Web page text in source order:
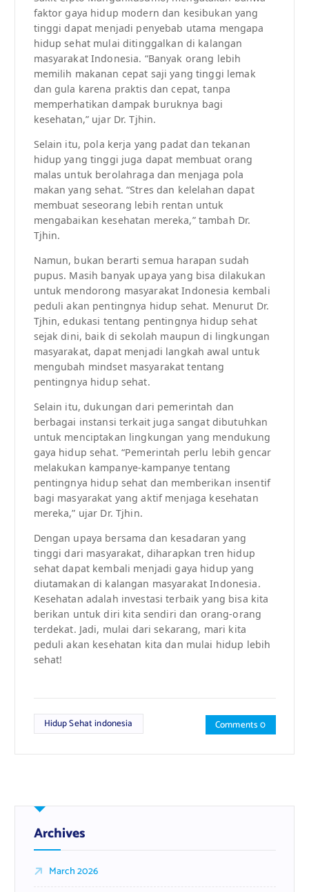
faktor gaya hidup modern dan kesibukan yang
tinggi dapat menjadi penyebab utama mengapa
hidup sehat mulai ditinggalkan di kalangan
masyarakat Indonesia. “Banyak orang lebih
memilih makanan cepat saji yang tinggi lemak
dan gula karena praktis dan cepat, tanpa
memperhatikan dampak buruknya bagi
kesehatan,” ujar Dr. Tjhin.
Selain itu, pola kerja yang padat dan tekanan
hidup yang tinggi juga dapat membuat orang
malas untuk berolahraga dan menjaga pola
makan yang sehat. “Stres dan kelelahan dapat
membuat seseorang lebih rentan untuk
mengabaikan kesehatan mereka,” tambah Dr.
Tjhin.
Namun, bukan berarti semua harapan sudah
pupus. Masih banyak upaya yang bisa dilakukan
untuk mendorong masyarakat Indonesia kembali
peduli akan pentingnya hidup sehat. Menurut Dr.
Tjhin, edukasi tentang pentingnya hidup sehat
sejak dini, baik di sekolah maupun di lingkungan
masyarakat, dapat menjadi langkah awal untuk
mengubah mindset masyarakat tentang
pentingnya hidup sehat.
Selain itu, dukungan dari pemerintah dan
berbagai instansi terkait juga sangat dibutuhkan
untuk menciptakan lingkungan yang mendukung
gaya hidup sehat. “Pemerintah perlu lebih gencar
melakukan kampanye-kampanye tentang
pentingnya hidup sehat dan memberikan insentif
bagi masyarakat yang aktif menjaga kesehatan
mereka,” ujar Dr. Tjhin.
Dengan upaya bersama dan kesadaran yang
tinggi dari masyarakat, diharapkan tren hidup
sehat dapat kembali menjadi gaya hidup yang
diutamakan di kalangan masyarakat Indonesia.
Kesehatan adalah investasi terbaik yang bisa kita
berikan untuk diri kita sendiri dan orang-orang
terdekat. Jadi, mulai dari sekarang, mari kita
peduli akan kesehatan kita dan mulai hidup lebih
sehat!
Hidup Sehat indonesia Comments 0
Archives
March 2026